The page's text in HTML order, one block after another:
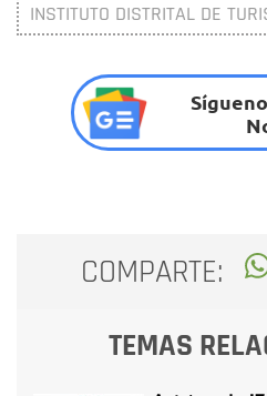
INSTITUTO DISTRITAL DE
COMPARTE:
TEMAS